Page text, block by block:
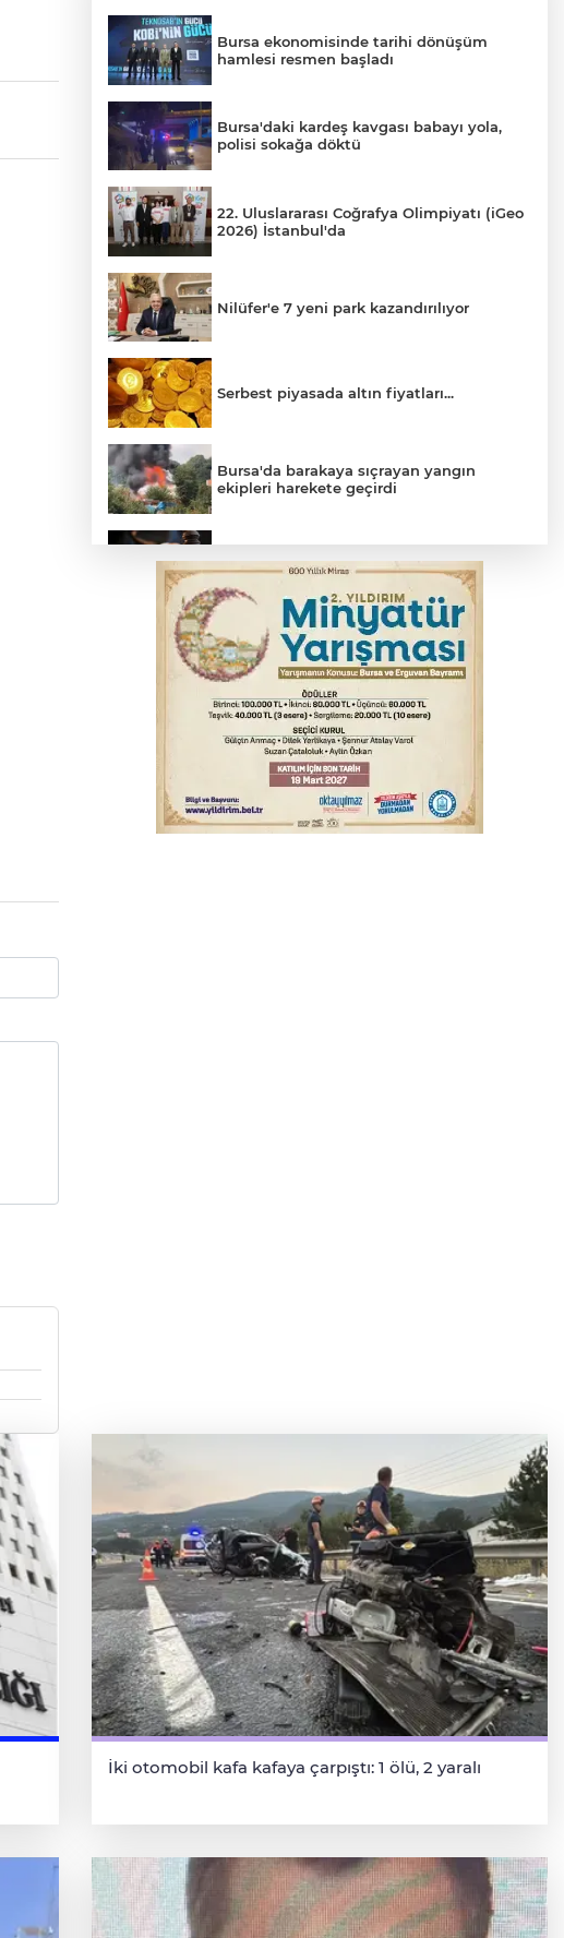
Bursa ekonomisinde tarihi dönüşüm
hamlesi resmen başladı
Bursa'daki kardeş kavgası babayı yola,
polisi sokağa döktü
22. Uluslararası Coğrafya Olimpiyatı (iGeo
2026) İstanbul'da
Nilüfer'e 7 yeni park kazandırılıyor
Serbest piyasada altın fiyatları...
Bursa'da barakaya sıçrayan yangın
ekipleri harekete geçirdi
Yargıtay’dan primle çalışanlara müjde
TOFAŞ Basketbol'da sağlık kontrolleri
başladı
Bursa’da bugün hava nasıl olacak?
Osmangazi’de iş arayanlara destek
İki otomobil kafa kafaya çarpıştı: 1 ölü, 2 yaralı